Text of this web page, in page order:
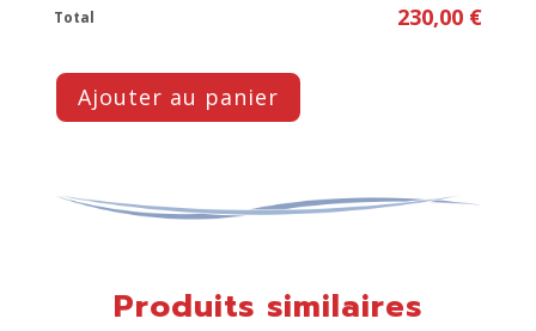
Total
230,00 €
Ajouter au panier
Produits similaires